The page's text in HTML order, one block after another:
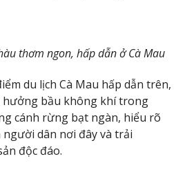
thơm ngon, hấp dẫn ở Cà Mau
du lịch Cà Mau hấp dẫn trên,
hưởng bầu không khí trong
cánh rừng bạt ngàn, hiểu rõ
người dân nơi đây và trải
độc đáo.